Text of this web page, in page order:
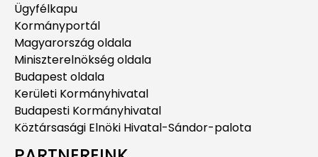
Ügyfélkapu
Kormányportál
Magyarország oldala
Miniszterelnökség oldala
Budapest oldala
Kerületi Kormányhivatal
Budapesti Kormányhivatal
Köztársasági Elnöki Hivatal-Sándor-palota